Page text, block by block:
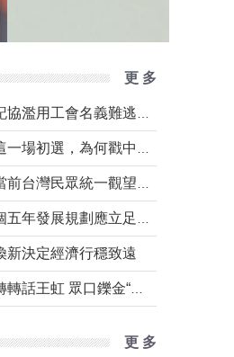
更 多
新決定經濟行穩致遠
更 多